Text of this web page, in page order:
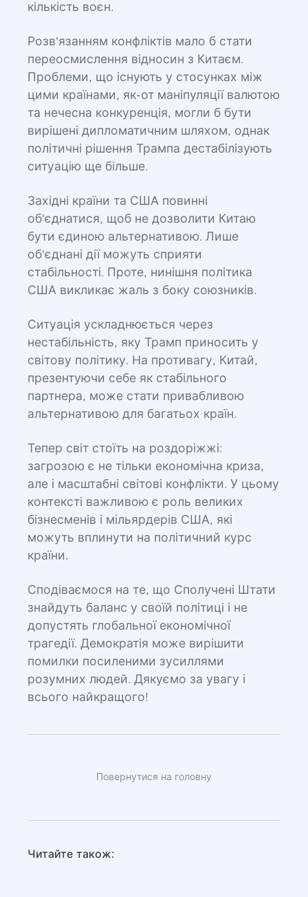
кількість воєн.
Розв'язанням конфліктів мало б стати
переосмислення відносин з Китаєм.
Проблеми, що існують у стосунках між
цими країнами, як-от маніпуляції валютою
та нечесна конкуренція, могли б бути
вирішені дипломатичним шляхом, однак
політичні рішення Трампа дестабілізують
ситуацію ще більше.
Західні країни та США повинні
об'єднатися, щоб не дозволити Китаю
бути єдиною альтернативою. Лише
об'єднані дії можуть сприяти
стабільності. Проте, нинішня політика
США викликає жаль з боку союзників.
Ситуація ускладнюється через
нестабільність, яку Трамп приносить у
світову політику. На противагу, Китай,
презентуючи себе як стабільного
партнера, може стати привабливою
альтернативою для багатьох країн.
Тепер світ стоїть на роздоріжжі:
загрозою є не тільки економічна криза,
але і масштабні світові конфлікти. У цьому
контексті важливою є роль великих
бізнесменів і мільярдерів США, які
можуть вплинути на політичний курс
країни.
Сподіваємося на те, що Сполучені Штати
знайдуть баланс у своїй політиці і не
допустять глобальної економічної
трагедії. Демократія може вирішити
помилки посиленими зусиллями
розумних людей. Дякуємо за увагу і
всього найкращого!
Повернутися на головну
Читайте також: